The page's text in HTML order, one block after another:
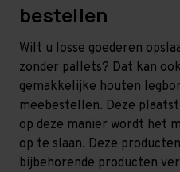
bestellen
Wilt u losse goederen
zonder pallets? Dat kan
gemakkelijke houten
meebestellen. Deze
op deze manier wordt het
op te slaan. Deze
bijbehorende producten